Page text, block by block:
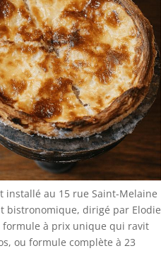
installé au 15 rue Saint-Melaine
bistronomique, dirigé par Elodie
formule à prix unique qui ravit
ou formule complète à 23